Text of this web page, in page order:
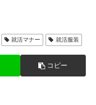
就活マナー 就活服装
コピー